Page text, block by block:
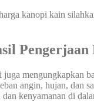
kanopi kain
Pengerjaan
mengungkapkan
angin, hujan, dan
dan kenyamanan di